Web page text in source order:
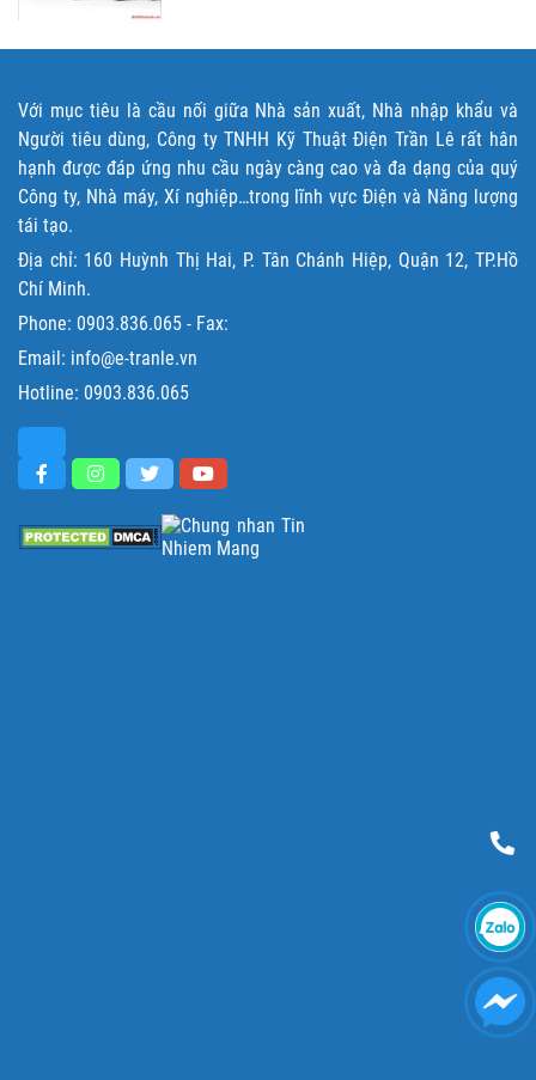
Với mục tiêu là cầu nối giữa Nhà sản xuất, Nhà nhập khẩu và
Người tiêu dùng, Công ty TNHH Kỹ Thuật Điện Trần Lê rất hân
hạnh được đáp ứng nhu cầu ngày càng cao và đa dạng của quý
Công ty, Nhà máy, Xí nghiệp…trong lĩnh vực Điện và Năng lượng
tái tạo.
Địa chỉ: 160 Huỳnh Thị Hai, P. Tân Chánh Hiệp, Quận 12, TP.Hồ
Chí Minh.
Phone: 0903.836.065 - Fax:
Email: info@e-tranle.vn
Hotline: 0903.836.065